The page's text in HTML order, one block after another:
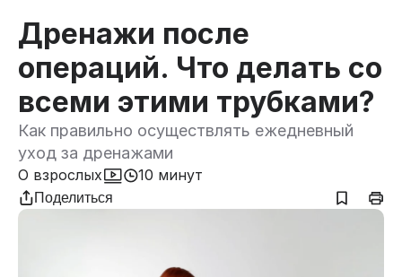
Дренажи после
операций. Что делать со
всеми этими трубками?
Как правильно осуществлять ежедневный
уход за дренажами
О взрослых 10 минут
Поделиться